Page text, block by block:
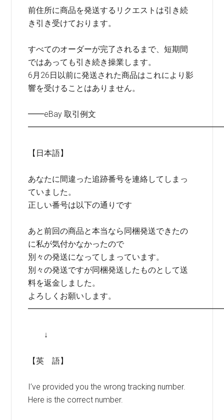
前住所に商品を発送するリクエストは引き続
き引き受けております。
すべてのオーダーが完了されるまで、短期間
ではあっても引き続き操業します。
6月26日以前に発送された商品はこれにより影
響を受けることはありません。
━━eBay 取引例文
【日本語】
あなたに間違った追跡番号を連絡してしまっ
ていました。
正しい番号は以下の通りです
あと前回の商品と本当なら同梱発送できたの
に私が気付かなかったので
別々の発送になってしまっています。
別々の発送ですが同梱発送したものとして送
料を返金しました。
よろしくお願いします。
↓
【英 語】
I’ve provided you the wrong tracking number.
Here is the correct number.